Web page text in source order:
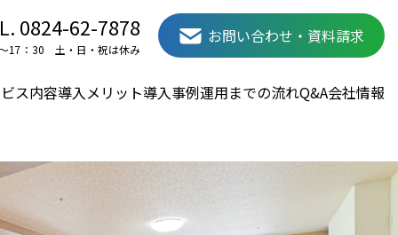
0824-62-7878
17：30 土・日・祝は休み
お問い合わせ・ 資料請求
ス内容導入メリット導入事例運用までの流れQ&A会社情報